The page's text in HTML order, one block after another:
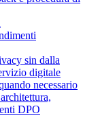
sin dalla
digitale
necessario
DPO